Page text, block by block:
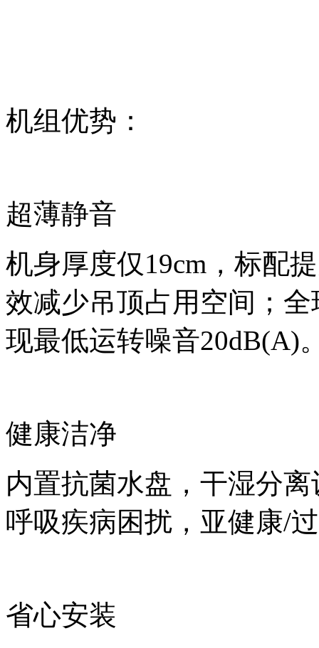
机组优势：
超薄静音
机身厚度仅19cm，标配
效减少吊顶占用空间；
现最低运转噪音20dB(A)
健康洁净
内置抗菌水盘，干湿分
呼吸疾病困扰，亚健康/
省心安装